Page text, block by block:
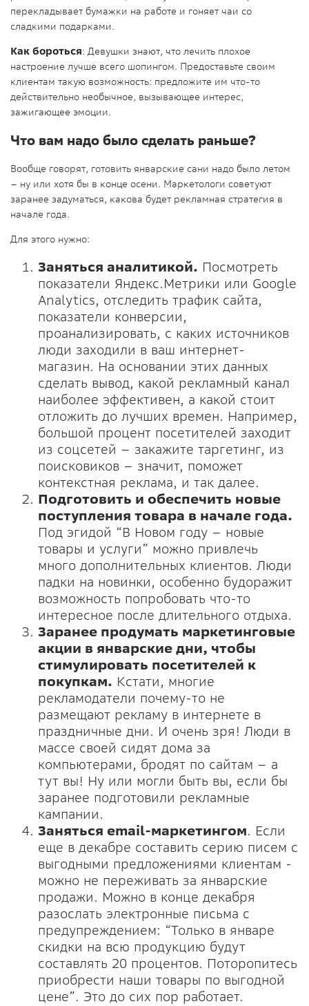
перекладывает бумажки на работе и гоняет чаи со
сладкими подарками.
Как бороться: Девушки знают, что лечить плохое
настроение лучше всего шопингом. Предоставьте своим
клиентам такую возможность: предложите им что-то
действительно необычное, вызывающее интерес,
зажигающее эмоции.
Что вам надо было сделать раньше?
Вообще говорят, готовить январские сани надо было летом
– ну или хотя бы в конце осени. Маркетологи советуют
заранее задуматься, какова будет рекламная стратегия в
начале года.
Для этого нужно:
Заняться аналитикой. Посмотреть
показатели Яндекс.Метрики или Google
Analytics, отследить трафик сайта,
показатели конверсии,
проанализировать, с каких источников
люди заходили в ваш интернет-
магазин. На основании этих данных
сделать вывод, какой рекламный канал
наиболее эффективен, а какой стоит
отложить до лучших времен. Например,
большой процент посетителей заходит
из соцсетей – закажите таргетинг, из
поисковиков – значит, поможет
контекстная реклама, и так далее.
Подготовить и обеспечить новые
поступления товара в начале года.
Под эгидой “В Новом году – новые
товары и услуги” можно привлечь
много дополнительных клиентов. Люди
падки на новинки, особенно будоражит
возможность попробовать что-то
интересное после длительного отдыха.
Заранее продумать маркетинговые
акции в январские дни, чтобы
стимулировать посетителей к
покупкам. Кстати, многие
рекламодатели почему-то не
размещают рекламу в интернете в
праздничные дни. И очень зря! Люди в
массе своей сидят дома за
компьютерами, бродят по сайтам – а
тут вы! Ну или могли быть вы, если бы
заранее подготовили рекламные
кампании.
Заняться email-маркетингом. Если
еще в декабре составить серию писем с
выгодными предложениями клиентам -
можно не переживать за январские
продажи. Можно в конце декабря
разослать электронные письма с
предупреждением: “Только в январе
скидки на всю продукцию будут
составлять 20 процентов. Поторопитесь
приобрести наши товары по выгодной
цене”. Это до сих пор работает.